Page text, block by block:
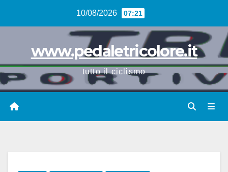
10/08/2026 07:21
www.pedaletricolore.it
tutto il ciclismo